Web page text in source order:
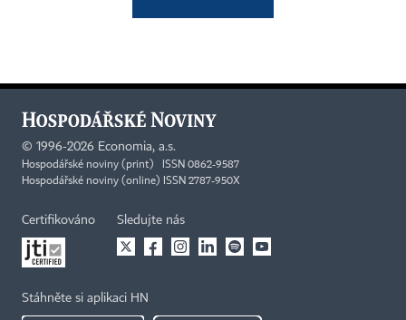
© 1996-2026 Economia, a.s.
Hospodářské noviny (print) ISSN 0862-9587
Hospodářské noviny (online) ISSN 2787-950X
Certifikováno Sledujte nás
Stáhněte si aplikaci HN